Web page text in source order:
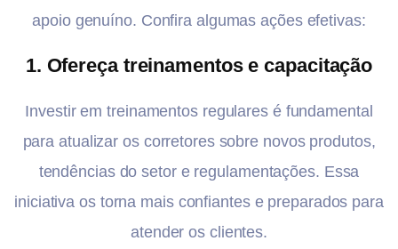
apoio genuíno. Confira algumas ações efetivas:
1. Ofereça treinamentos e capacitação
Investir em treinamentos regulares é fundamental
para atualizar os corretores sobre novos produtos,
tendências do setor e regulamentações. Essa
iniciativa os torna mais confiantes e preparados para
atender os clientes.